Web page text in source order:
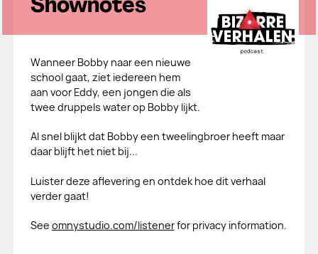
Shownotes
Wanneer Bobby naar een nieuwe
school gaat, ziet iedereen hem
aan voor Eddy, een jongen die als
twee druppels water op Bobby lijkt.
Al snel blijkt dat Bobby een tweelingbroer heeft maar
daar blijft het niet bij...
Luister deze aflevering en ontdek hoe dit verhaal
verder gaat!
See omnystudio.com/listenerfor privacy information.